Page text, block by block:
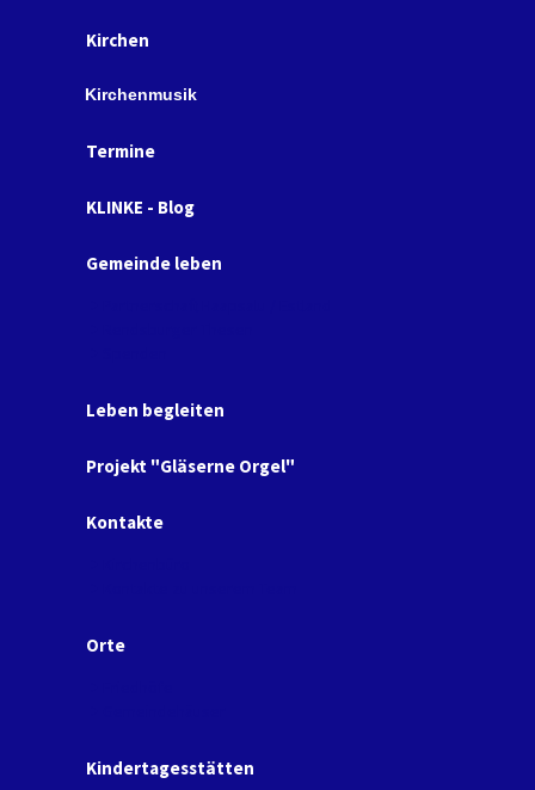
Kirchen
Kirchenmusik
Termine
KLINKE - Blog
Gemeinde leben
Leben begleiten
Projekt "Gläserne Orgel"
Kontakte
Orte
Kindertagesstätten